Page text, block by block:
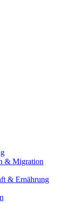
& Migration
& Ernährung